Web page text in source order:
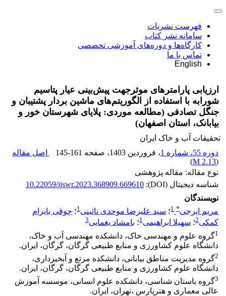
فهرست نشریات
سامانه نشر کتاب
کارگاه‌ها و دوره‌های آموزشی تخصصی
تماس با ما
English
ارزیابی پارامترهای موثرجهت پیش‌بینی عیار پتاسیم
شورابه با استفاده از الگوریتم‌های ماشین بردار پشتیبان و
جنگل تصادفی (مطالعه موردی: پلایای شهرستان خور و
بیابانک، استان اصفهان)
تحقیقات آب و خاک ایران
دوره 55، شماره 1
، فروردین 1403 ، صفحه 145-161
اصل مقاله
(
2.13 M
)
نوع مقاله: مقاله پژوهشی
شناسه دیجیتال (DOI):
10.22059/ijswr.2023.368909.669610
نویسندگان
مریم ایرجی*
1؛ سید علیرضا موحدی نائینی1؛ چوقی بایرام
کمکی2؛ سهیلا ابراهیمی1؛ بامشاد یغمایی3
1گروه علوم و مهندسی خاک، دانشکده مهندسی آب و خاک،
دانشگاه علوم کشاورزی و منابع طبیعی گرگان، گرگان، ایران.
2گروه مدیریت مناطق بیابانی، دانشکده مرتع و آبخیزداری،
دانشگاه علوم کشاورزی و منابع طبیعی گرگان، گرگان، ایران.
3گروه باستان شناسی، دانشکده علوم انسانی، موسسه آموزش
عالی معماری و هنرپارس ،تهران، ایران.